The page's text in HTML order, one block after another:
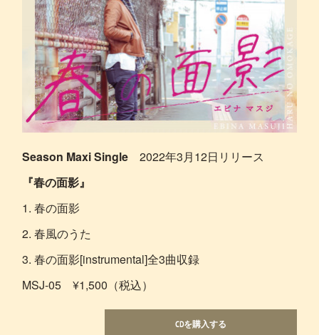
Season Maxi Single2022年3月12日リリース
『春の面影』
1. 春の面影
2. 春風のうた
3. 春の面影[instrumental]全3曲収録
MSJ-05 ¥1,500（税込）
CDを購入する